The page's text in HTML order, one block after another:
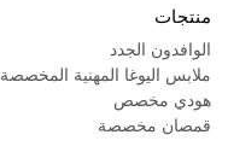
منتجات
الوافدون الجدد
ملابس اليوغا المهنية المخصصة
هودي مخصص
قمصان مخصصة